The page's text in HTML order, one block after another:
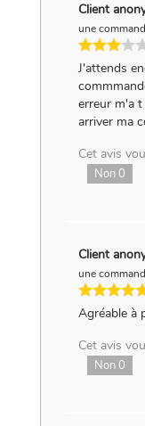
Client
une
J'attends
erreur m'a t
arriver ma
Cet avis
Non0
Client
une
Agréable à
Cet avis
Non0